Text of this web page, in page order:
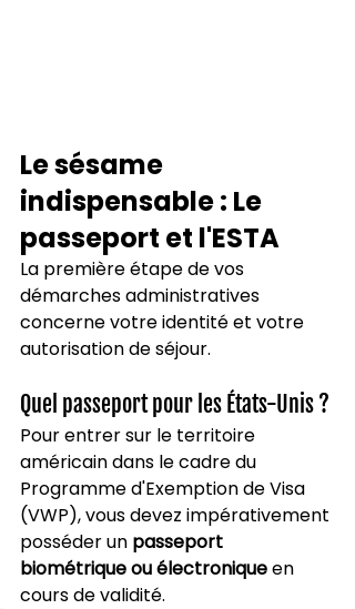
Le sésame
indispensable : Le
passeport et l'ESTA
La première étape de vos
démarches administratives
concerne votre identité et votre
autorisation de séjour.
Quel passeport pour les États-Unis ?
Pour entrer sur le territoire
américain dans le cadre du
Programme d'Exemption de Visa
(VWP), vous devez impérativement
posséder un passeport
biométrique ou électronique en
cours de validité.